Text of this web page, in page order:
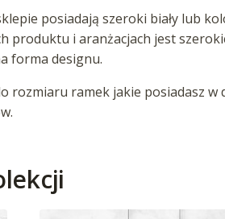
posiadają szeroki biały lub
produktu i aranżacjach jest
forma designu.
rozmiaru ramek jakie posiadasz